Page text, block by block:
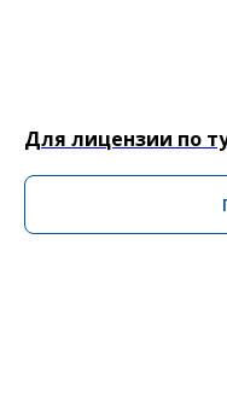
Для лицензии по